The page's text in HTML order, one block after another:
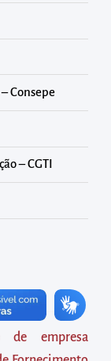
empresa
Consepe
– CGTI